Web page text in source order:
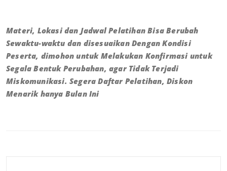
Materi, Lokasi dan Jadwal Pelatihan Bisa Berubah
Sewaktu-waktu dan disesuaikan Dengan Kondisi
Peserta, dimohon untuk Melakukan Konfirmasi untuk
Segala Bentuk Perubahan, agar Tidak Terjadi
Miskomunikasi. Segera Daftar Pelatihan, Diskon
Menarik hanya Bulan Ini